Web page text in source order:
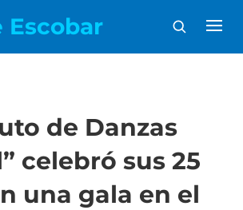
Escobar
de Danzas
celebró sus 25
una gala en el